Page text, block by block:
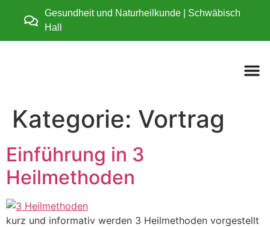
Gesundheit und Naturheilkunde | Schwäbisch
Hall
Kategorie: Vortrag
Einführung in 3
Heilmethoden
kurz und informativ werden 3 Heilmethoden vorgestellt